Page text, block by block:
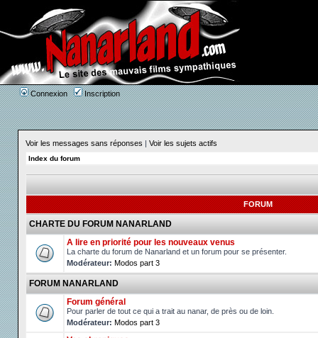
Connexion Inscription
Voir les messages sans réponses | Voir les sujets actifs
Index du forum
FORUM
CHARTE DU FORUM NANARLAND
A lire en priorité pour les nouveaux venus
La charte du forum de Nanarland et un forum pour se présenter.
Modérateur: Modos part 3
FORUM NANARLAND
Forum général
Pour parler de tout ce qui a trait au nanar, de près ou de loin.
Modérateur: Modos part 3